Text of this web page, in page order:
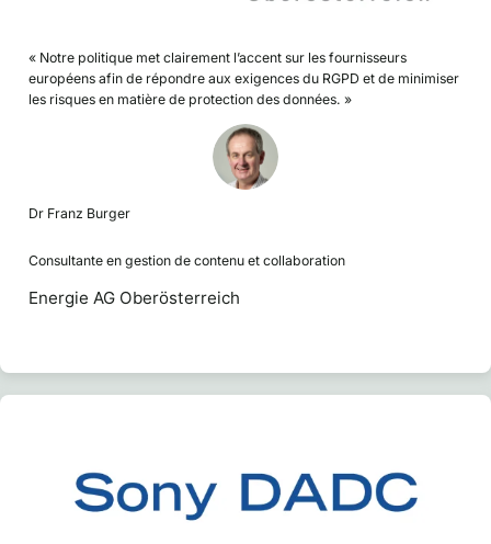
« Notre politique met clairement l’accent sur les fournisseurs
européens afin de répondre aux exigences du RGPD et de minimiser
les risques en matière de protection des données. »
Dr Franz Burger
Consultante en gestion de contenu et collaboration
Energie AG Oberösterreich